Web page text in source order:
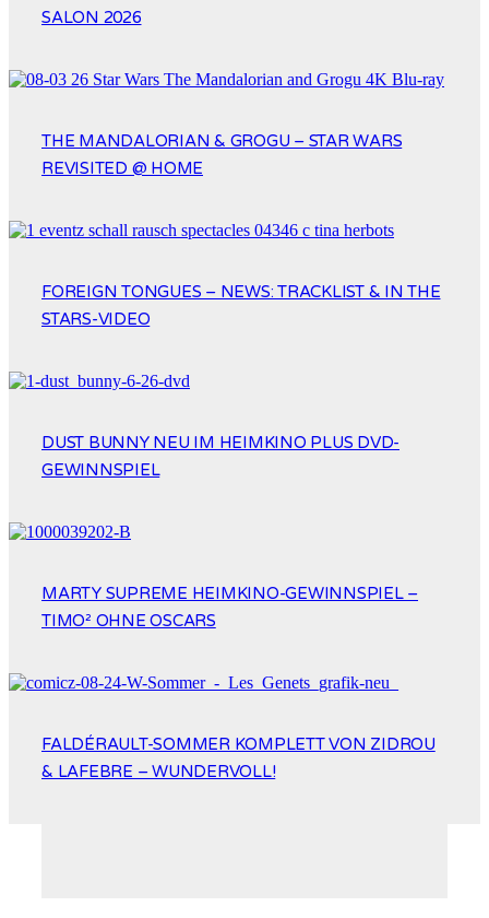
SALON 2026
THE MANDALORIAN & GROGU – STAR WARS
REVISITED @ HOME
FOREIGN TONGUES – NEWS: TRACKLIST & IN THE
STARS-VIDEO
DUST BUNNY NEU IM HEIMKINO PLUS DVD-
GEWINNSPIEL
MARTY SUPREME HEIMKINO-GEWINNSPIEL –
TIMO² OHNE OSCARS
FALDÉRAULT-SOMMER KOMPLETT VON ZIDROU
& LAFEBRE – WUNDERVOLL!